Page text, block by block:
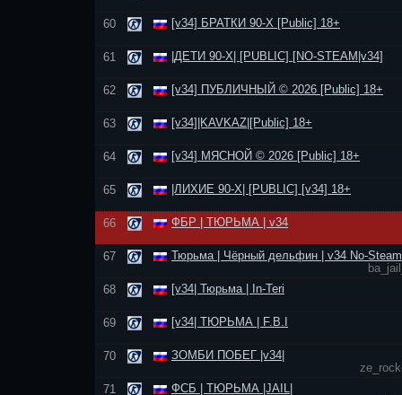
60 [v34] БРАТКИ 90-Х [Public] 18+
61 |ДЕТИ 90-Х| [PUBLIC] [NO-STEAM|v34]
62 [v34] ПУБЛИЧНЫЙ © 2026 [Public] 18+
63 [v34]|KAVKAZ|[Public] 18+
64 [v34] МЯСНОЙ © 2026 [Public] 18+
65 |ЛИХИЕ 90-Х| [PUBLIC] [v34] 18+
66 ФБР | ТЮРЬМА | v34
67
Тюрьма | Чёрный дельфин | v34 No-Steam
68
[v34| Тюрьма | In-Teri
69 [v34| ТЮРЬМА | F.B.I
70
ЗОМБИ ПОБЕГ |v34|
71
ФСБ | ТЮРЬМА |JAIL|